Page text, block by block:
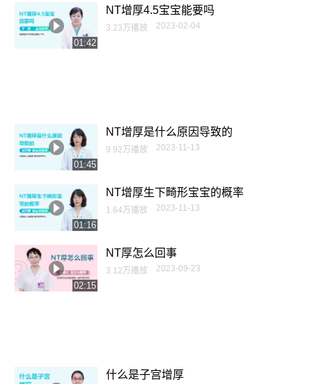
01:42
NT增厚4.5宝宝能要吗
3.23万播放 2023-02-04
01:45
NT增厚是什么原因导致的
9.92万播放 2023-11-13
01:16
NT增厚生下畸形宝宝的概率
1.64万播放 2023-11-13
02:15
NT厚怎么回事
3.12万播放 2023-09-23
什么是子宫增厚